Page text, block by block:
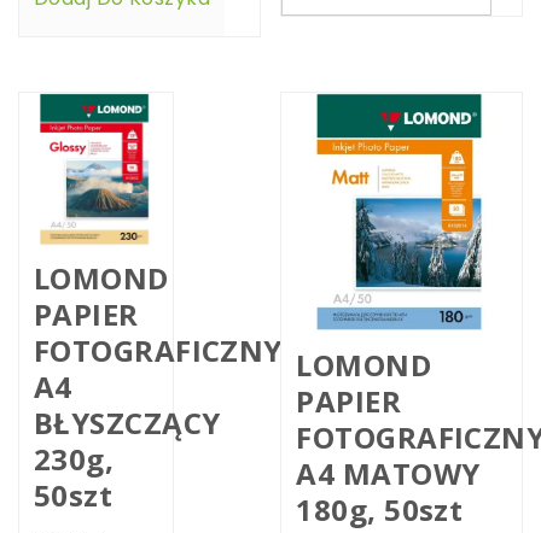
LOMOND
PAPIER
FOTOGRAFICZNY
A4
BŁYSZCZĄCY
230g,
50szt
LOMOND
PAPIER
A4 MATOWY
180g, 50szt